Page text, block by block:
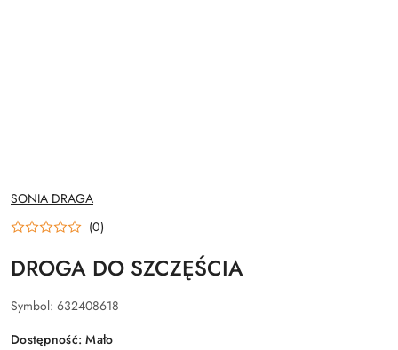
NAZWA
PRODUCENTA:
SONIA DRAGA
(0)
DROGA DO SZCZĘŚCIA
Symbol: 632408618
Dostępność:Mało